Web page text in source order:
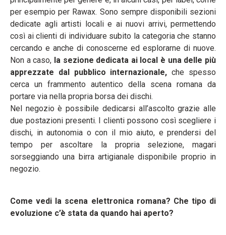
per esempio per Rawax. Sono sempre disponibili sezioni
dedicate agli artisti locali e ai nuovi arrivi, permettendo
così ai clienti di individuare subito la categoria che stanno
cercando e anche di conoscerne ed esplorarne di nuove.
Non a caso, la sezione dedicata ai local è una delle più
apprezzate dal pubblico internazionale, che spesso
cerca un frammento autentico della scena romana da
portare via nella propria borsa dei dischi.
Nel negozio è possibile dedicarsi all’ascolto grazie alle
due postazioni presenti. I clienti possono così scegliere i
dischi, in autonomia o con il mio aiuto, e prendersi del
tempo per ascoltare la propria selezione, magari
sorseggiando una birra artigianale disponibile proprio in
negozio.
Come vedi la scena elettronica romana? Che tipo di
evoluzione c’è stata da quando hai aperto?